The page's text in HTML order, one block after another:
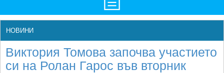
НОВИНИ
БГ
Фотогалерии
Рекорди/Статистика
НОВИНИ
Виктория Томова започва участието
си на Ролан Гарос във вторник